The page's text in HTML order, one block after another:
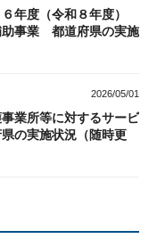
６年度（令和８年度）
助事業 都道府県の実施
2026/05/01
事業所等に対するサービ
の実施状況（随時更